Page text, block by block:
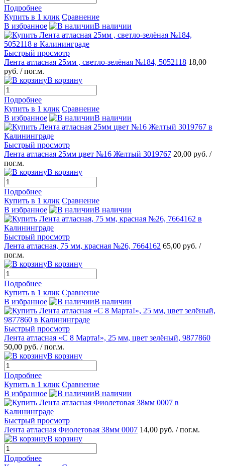
Подробнее
Купить в 1 клик Сравнение
В избранное
В наличии
Быстрый просмотр
Лента атласная 25мм , светло-зелёная №184, 5052118 18,00
руб. / пог.м.
В корзину
Подробнее
Купить в 1 клик Сравнение
В избранное
В наличии
Быстрый просмотр
Лента атласная 25мм цвет №16 Желтый 3019767 20,00 руб. /
пог.м.
В корзину
Подробнее
Купить в 1 клик Сравнение
В избранное
В наличии
Быстрый просмотр
Лента атласная, 75 мм, красная №26, 7664162 65,00 руб. /
пог.м.
В корзину
Подробнее
Купить в 1 клик Сравнение
В избранное
В наличии
Быстрый просмотр
Лента атласная «С 8 Марта!», 25 мм, цвет зелёный, 9877860
50,00 руб. / пог.м.
В корзину
Подробнее
Купить в 1 клик Сравнение
В избранное
В наличии
Быстрый просмотр
Лента атласная Фиолетовая 38мм 0007 14,00 руб. / пог.м.
В корзину
Подробнее